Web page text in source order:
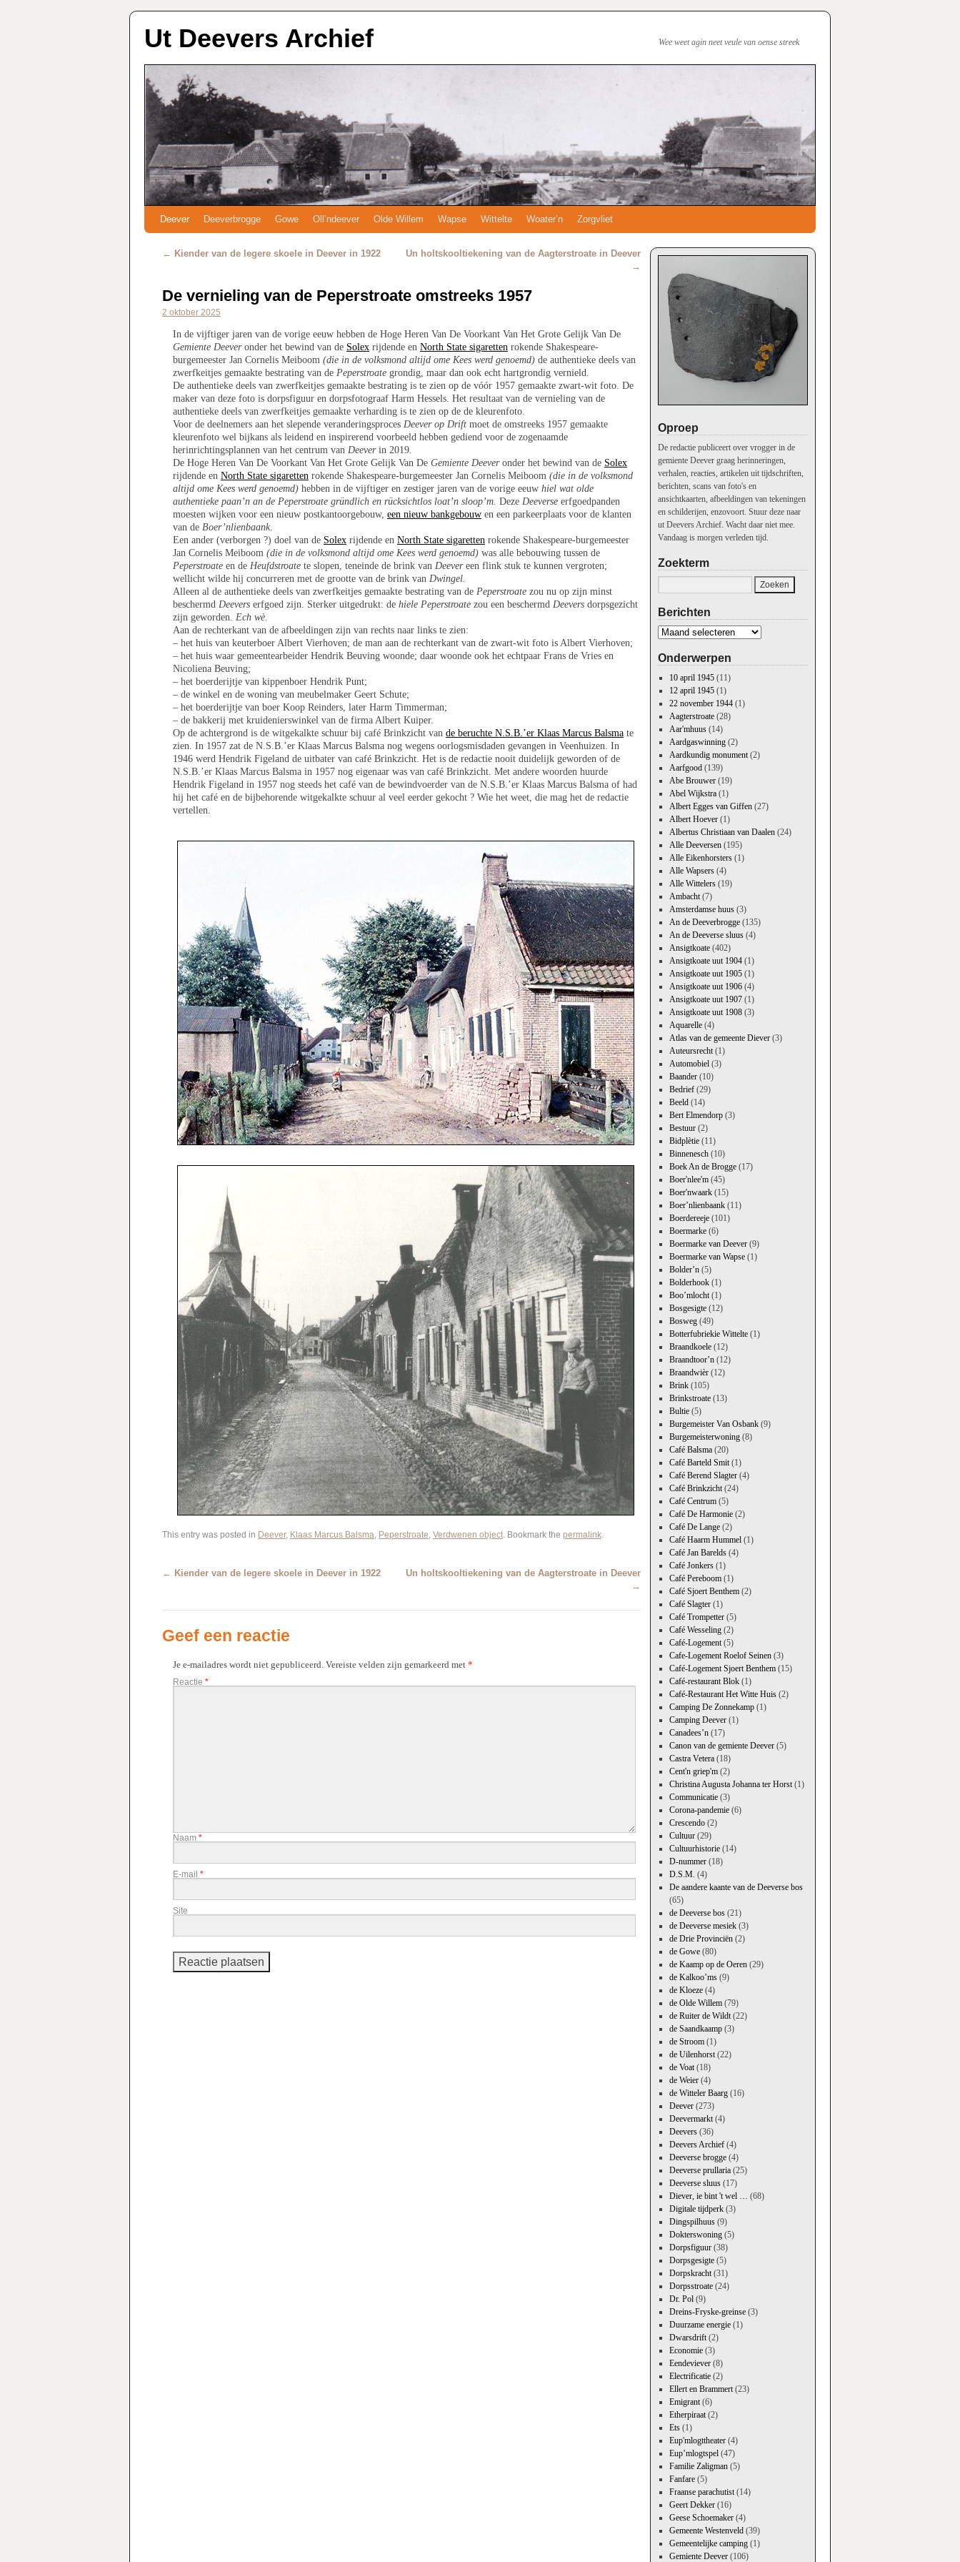
Ut Deevers Archief Wee weet agin neet veule van oense streek
Deever Deeverbrogge Gowe Oll’ndeever Olde Willem Wapse Wittelte Woater’n Zorgvliet
← Kiender van de legere skoele in Deever in 1922
Un holtskooltiekening van de Aagterstroate in Deever
→
De vernieling van de Peperstroate omstreeks 1957
2 oktober 2025
In de vijftiger jaren van de vorige eeuw hebben de Hoge Heren Van De Voorkant Van Het Grote Gelijk Van De
Gemiente Deeveronder het bewind van de Solex rijdende en North State sigaretten rokende Shakespeare-
burgemeester Jan Cornelis Meiboom (die in de volksmond altijd ome Kees werd genoemd) de authentieke deels van
zwerfkeitjes gemaakte bestrating van de Peperstroate grondig, maar dan ook echt hartgrondig vernield.
De authentieke deels van zwerfkeitjes gemaakte bestrating is te zien op de vóór 1957 gemaakte zwart-wit foto. De
maker van deze foto is dorpsfiguur en dorpsfotograaf Harm Hessels. Het resultaat van de vernieling van de
authentieke deels van zwerfkeitjes gemaakte verharding is te zien op de de kleurenfoto.
Voor de deelnemers aan het slepende veranderingsproces Deever op Drift moet de omstreeks 1957 gemaakte
kleurenfoto wel bijkans als leidend en inspirerend voorbeeld hebben gediend voor de zogenaamde
herinrichtingsplannen van het centrum van Deeverin 2019.
De Hoge Heren Van De Voorkant Van Het Grote Gelijk Van De Gemiente Deeveronder het bewind van de Solex
rijdende en North State sigaretten rokende Shakespeare-burgemeester Jan Cornelis Meiboom (die in de volksmond
altijd ome Kees werd genoemd) hebben in de vijftiger en zestiger jaren van de vorige eeuw hiel wat olde
authentieke paan’n an de Peperstroate gründlich en rücksichtlos loat’n sloop’m. Deze Deeverse erfgoedpanden
moesten wijken voor een nieuw postkantoorgebouw, een nieuw bankgebouw en een parkeerplaats voor de klanten
van de Boer’nlienbaank.
Een ander (verborgen ?) doel van de Solex rijdende en North State sigaretten rokende Shakespeare-burgemeester
Jan Cornelis Meiboom (die in de volksmond altijd ome Kees werd genoemd) was alle bebouwing tussen de
Peperstroate en de Heufdstroate te slopen, teneinde de brink van Deevereen flink stuk te kunnen vergroten;
wellicht wilde hij concurreren met de grootte van de brink van Dwingel.
Alleen al de authentieke deels van zwerfkeitjes gemaakte bestrating van de Peperstroate zou nu op zijn minst
beschermd Deevers erfgoed zijn. Sterker uitgedrukt: de hiele Peperstroate zou een beschermd Deevers dorpsgezicht
zijn geworden. Ech wè
Aan de rechterkant van de afbeeldingen zijn van rechts naar links te zien:
– het huis van keuterboer Albert Vierhoven; de man aan de rechterkant van de zwart-wit foto is Albert Vierhoven;
– het huis waar gemeentearbeider Hendrik Beuving woonde; daar woonde ook het echtpaar Frans de Vries en
Nicoliena Beuving;
– het boerderijtje van kippenboer Hendrik Punt;
– de winkel en de woning van meubelmaker Geert Schute;
– het boerderijtje van boer Koop Reinders, later Harm Timmerman;
– de bakkerij met kruidenierswinkel van de firma Albert Kuiper.
Op de achtergrond is de witgekalkte schuur bij café Brinkzicht van de beruchte N.S.B.’er Klaas Marcus Balsma te
zien. In 1957 zat de N.S.B.’er Klaas Marcus Balsma nog wegens oorlogsmisdaden gevangen in Veenhuizen. In
1946 werd Hendrik Figeland de uitbater van café Brinkzicht. Het is de redactie nooit duidelijk geworden of de
N.S.B.’er Klaas Marcus Balsma in 1957 nog eigenaar was van café Brinkzicht. Met andere woorden huurde
Hendrik Figeland in 1957 nog steeds het café van de bewindvoerder van de N.S.B.’er Klaas Marcus Balsma of had
hij het café en de bijbehorende witgekalkte schuur al veel eerder gekocht ? Wie het weet, die mag het de redactie
vertellen.
This entry was posted in Deever, Klaas Marcus Balsma, Peperstroate, Verdwenen object. Bookmark the permalink.
← Kiender van de legere skoele in Deever in 1922
Un holtskooltiekening van de Aagterstroate in Deever
→
Geef een reactie
Je e-mailadres wordt niet gepubliceerd. Vereiste velden zijn gemarkeerd met *
Reactie *
Naam *
E-mail *
Site
Oproep
De redactie publiceert over vrogger in de
gemiente Deever graag herinneringen,
verhalen, reacties, artikelen uit tijdschriften,
berichten, scans van foto's en
ansichtkaarten, afbeeldingen van tekeningen
en schilderijen, enzovoort. Stuur deze naar
ut Deevers Archief. Wacht daar niet mee.
Vandaag is morgen verleden tijd.
Zoekterm
Berichten
Onderwerpen
10 april 1945(11)
12 april 1945(1)
22 november 1944(1)
Aagterstroate(28)
Aar'mhuus(14)
Aardgaswinning(2)
Aardkundig monument(2)
Aarfgood(139)
Abe Brouwer(19)
Abel Wijkstra(1)
Albert Egges van Giffen(27)
Albert Hoever(1)
Albertus Christiaan van Daalen(24)
Alle Deeversen(195)
Alle Eikenhorsters(1)
Alle Wapsers(4)
Alle Wittelers(19)
Ambacht(7)
Amsterdamse huus(3)
An de Deeverbrogge(135)
An de Deeverse sluus(4)
Ansigtkoate(402)
Ansigtkoate uut 1904(1)
Ansigtkoate uut 1905(1)
Ansigtkoate uut 1906(4)
Ansigtkoate uut 1907(1)
Ansigtkoate uut 1908(3)
Aquarelle(4)
Atlas van de gemeente Diever(3)
Auteursrecht(1)
Automobiel(3)
Baander(10)
Bedrief(29)
Beeld(14)
Bert Elmendorp(3)
Bestuur(2)
Bidplètie(11)
Binnenesch(10)
Boek An de Brogge(17)
Boer'nlee'm(45)
Boer'nwaark(15)
Boer’nlienbaank(11)
Boerdereeje(101)
Boermarke(6)
Boermarke van Deever(9)
Boermarke van Wapse(1)
Bolder’n(5)
Bolderhook(1)
Boo’mlocht(1)
Bosgesigte(12)
Bosweg(49)
Botterfubriekie Wittelte(1)
Braandkoele(12)
Braandtoor’n(12)
Braandwièr(12)
Brink(105)
Brinkstroate(13)
Bultie(5)
Burgemeister Van Osbank(9)
Burgemeisterwoning(8)
Café Balsma(20)
Café Barteld Smit(1)
Café Berend Slagter(4)
Café Brinkzicht(24)
Café Centrum(5)
Café De Harmonie(2)
Café De Lange(2)
Café Haarm Hummel(1)
Café Jan Barelds(4)
Café Jonkers(1)
Café Pereboom(1)
Café Sjoert Benthem(2)
Café Slagter(1)
Café Trompetter(5)
Café Wesseling(2)
Café-Logement(5)
Cafe-Logement Roelof Seinen(3)
Café-Logement Sjoert Benthem(15)
Café-restaurant Blok(1)
Café-Restaurant Het Witte Huis(2)
Camping De Zonnekamp(1)
Camping Deever(1)
Canadees’n(17)
Canon van de gemiente Deever(5)
Castra Vetera(18)
Cent'n griep'm(2)
Christina Augusta Johanna ter Horst(1)
Communicatie(3)
Corona-pandemie(6)
Crescendo(2)
Cultuur(29)
Cultuurhistorie(14)
D-nummer(18)
D.S.M. (4)
De aandere kaante van de Deeverse bos
(65)
de Deeverse bos(21)
de Deeverse mesiek(3)
de Drie Provinciën(2)
de Gowe(80)
de Kaamp op de Oeren(29)
de Kalkoo’ms(9)
de Kloeze(4)
de Olde Willem(79)
de Ruiter de Wildt(22)
de Saandkaamp(3)
de Stroom(1)
de Uilenhorst(22)
de Voat(18)
de Weier(4)
de Witteler Baarg(16)
Deever(273)
Deevermarkt(4)
Deevers(36)
Deevers Archief(4)
Deeverse brogge(4)
Deeverse prullaria(25)
Deeverse sluus(17)
Diever, ie bint 't wel … (68)
Digitale tijdperk(3)
Dingspilhuus(9)
Dokterswoning(5)
Dorpsfiguur(38)
Dorpsgesigte(5)
Dorpskracht(31)
Dorpsstroate(24)
Dr. Pol(9)
Dreins-Fryske-greinse(3)
Duurzame energie(1)
Dwarsdrift(2)
Economie(3)
Eendeviever(8)
Electrificatie(2)
Ellert en Brammert(23)
Emigrant(6)
Etherpiraat(2)
Ets(1)
Eup'mlogttheater(4)
Eup’mlogtspel(47)
Familie Zaligman(5)
Fanfare(5)
Fraanse parachutist(14)
Geert Dekker(16)
Geese Schoemaker(4)
Gemeente Westenveld(39)
Gemeentelijke camping(1)
Gemiente Deever(106)